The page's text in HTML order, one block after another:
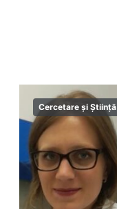
Cercetare și Știință